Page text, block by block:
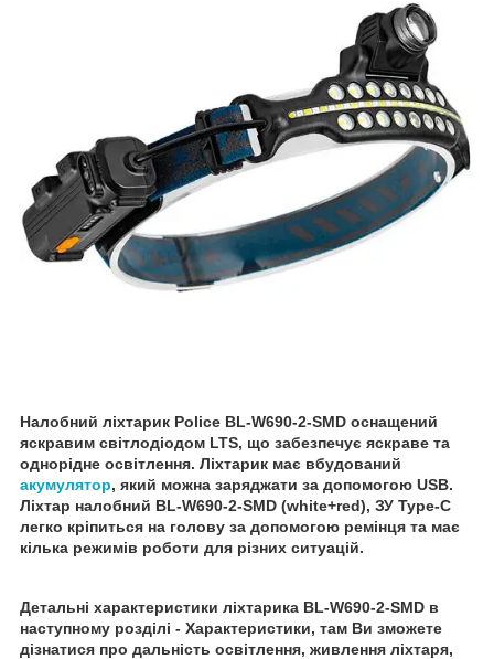
Налобний ліхтарик Police BL-W690-2-SMD оснащений
яскравим світлодіодом LTS, що забезпечує яскраве та
однорідне освітлення. Ліхтарик має вбудований
акумулятор, який можна заряджати за допомогою USB.
Ліхтар налобний BL-W690-2-SMD (white+red), ЗУ Type-C
легко кріпиться на голову за допомогою ремінця та має
кілька режимів роботи для різних ситуацій.
Детальні характеристики ліхтарика BL-W690-2-SMD в
наступному розділі - Характеристики, там Ви зможете
дізнатися про дальність освітлення, живлення ліхтаря,